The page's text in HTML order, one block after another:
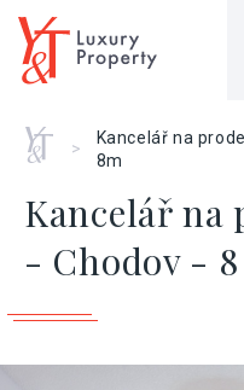
Home
>
Kancelář na
8m
Kancelář na
- Chodov - 8